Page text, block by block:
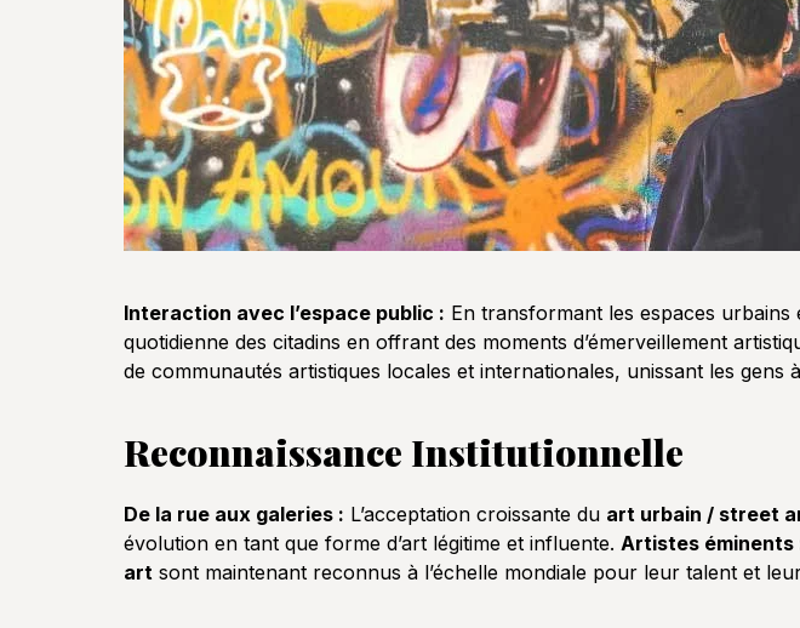
Interaction avec l’espace public : En transformant les espaces urbains
quotidienne des citadins en offrant des moments d’émerveillement
de communautés artistiques locales et internationales, unissant les
Reconnaissance Institutionnelle
De la rue aux galeries : L’acceptation croissante du art urbain / street
évolution en tant que forme d’art légitime et influente. Artistes éminents
art sont maintenant reconnus à l’échelle mondiale pour leur talent et